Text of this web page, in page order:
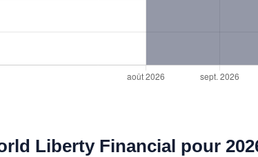
Liberty Financial pour